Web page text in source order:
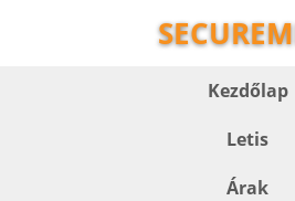
Kezdőlap
Letis
Árak